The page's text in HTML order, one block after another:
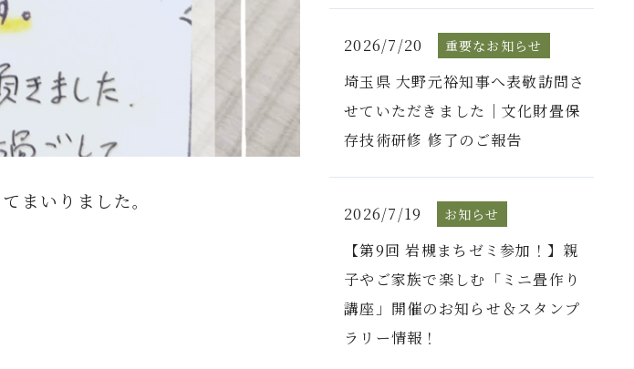
まいりました。
2026/7/20 重要なお知らせ
埼玉県 大野元裕知事へ表敬訪問さ
せていただきました｜文化財畳保
存技術研修 修了のご報告
2026/7/19 お知らせ
【第9回 岩槻まちゼミ参加！】親
子やご家族で楽しむ「ミニ畳作り
講座」開催のお知らせ＆スタンプ
ラリー情報！